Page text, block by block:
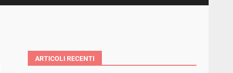
ARTICOLI RECENTI